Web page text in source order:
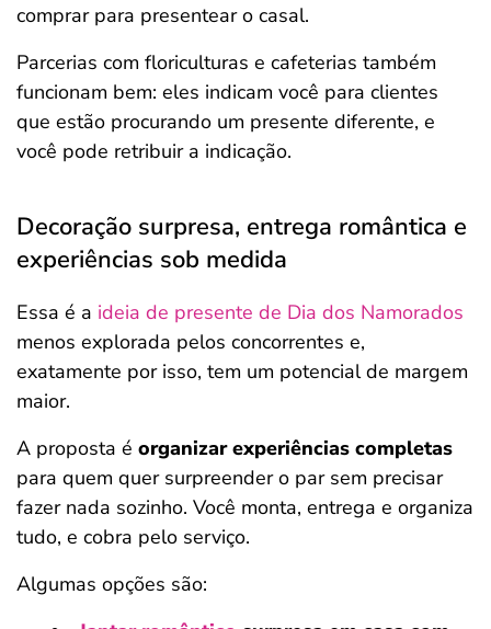
comprar para presentear o casal.
Parcerias com floriculturas e cafeterias também
funcionam bem: eles indicam você para clientes
que estão procurando um presente diferente, e
você pode retribuir a indicação.
Decoração surpresa, entrega romântica e
experiências sob medida
Essa é a ideia de presente de Dia dos Namorados
menos explorada pelos concorrentes e,
exatamente por isso, tem um potencial de margem
maior.
A proposta é organizar experiências completas
para quem quer surpreender o par sem precisar
fazer nada sozinho. Você monta, entrega e organiza
tudo, e cobra pelo serviço.
Algumas opções são: